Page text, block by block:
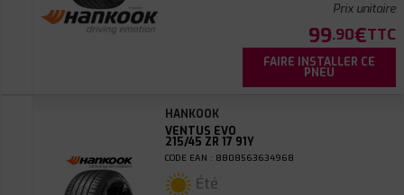
Prix unitaire
99.90€TTC
FAIRE INSTALLER CE
PNEU
HANKOOK
VENTUS EVO
215/45 ZR 17 91Y
CODE EAN : 8808563634968
Été